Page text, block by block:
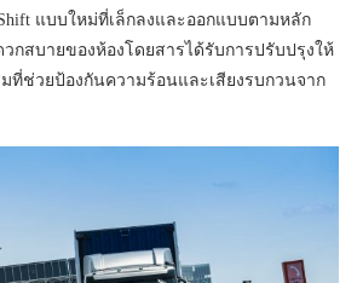
แบบใหม่ที่เล็กลงและออกแบบตามหลัก
กสบายของห้องโดยสารได้รับการปรับปรุงให้
ที่ช่วยป้องกันความร้อนและเสียงรบกวนจาก